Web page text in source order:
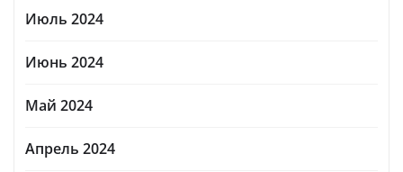
Июль 2024
Июнь 2024
Май 2024
Апрель 2024